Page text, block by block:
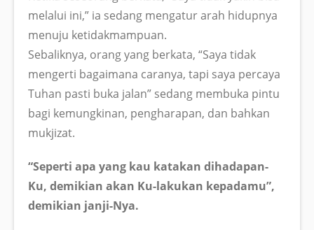
melalui ini,” ia sedang mengatur arah hidupnya
menuju ketidakmampuan.
Sebaliknya, orang yang berkata, “Saya tidak
mengerti bagaimana caranya, tapi saya percaya
Tuhan pasti buka jalan” sedang membuka pintu
bagi kemungkinan, pengharapan, dan bahkan
mukjizat.
“Seperti apa yang kau katakan dihadapan-
Ku, demikian akan Ku-lakukan kepadamu”,
demikian janji-Nya.